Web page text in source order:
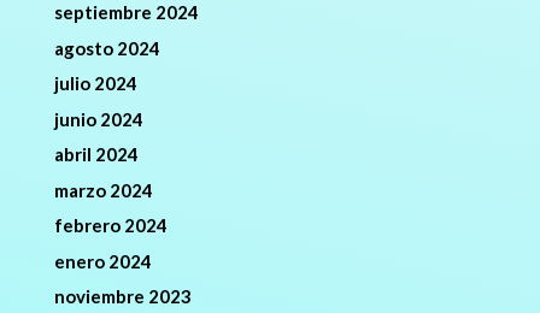
septiembre 2024
agosto 2024
julio 2024
junio 2024
abril 2024
marzo 2024
febrero 2024
enero 2024
noviembre 2023